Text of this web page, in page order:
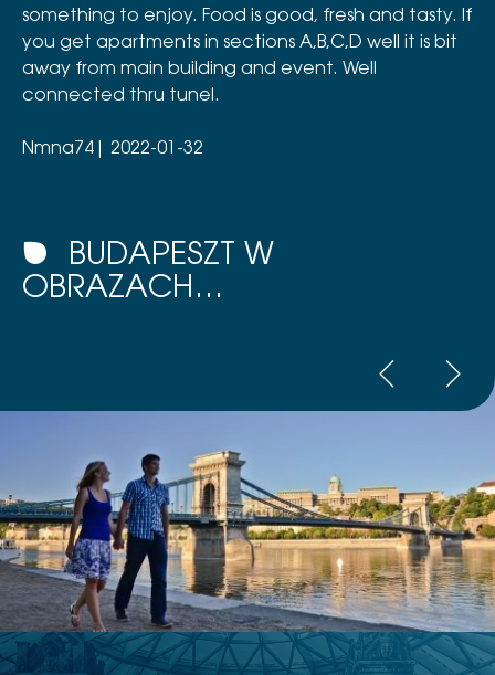
something to enjoy. Food is good, fresh and tasty. If
you get apartments in sections A,B,C,D well it is bit
away from main building and event. Well
connected thru tunel.
Nmna74| 2022-01-32
BUDAPESZT W
OBRAZACH…